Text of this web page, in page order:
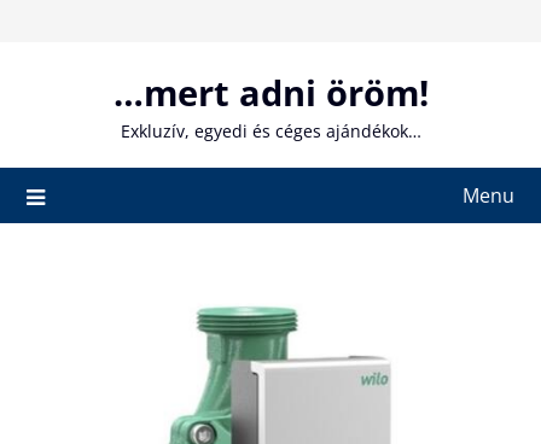
…mert adni öröm!
Exkluzív, egyedi és céges ajándékok…
Menu